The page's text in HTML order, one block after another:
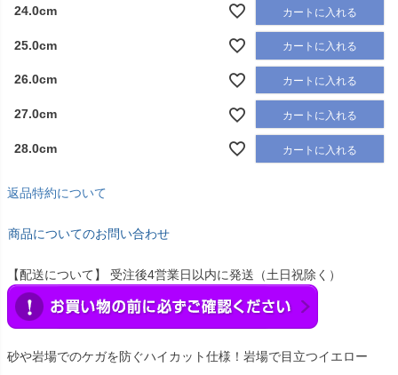
24.0cm カートに入れる
25.0cm カートに入れる
26.0cm カートに入れる
27.0cm カートに入れる
28.0cm カートに入れる
返品特約について
商品についてのお問い合わせ
【配送について】 受注後4営業日以内に発送（土日祝除く）
砂や岩場でのケガを防ぐハイカット仕様！岩場で目立つイエロー